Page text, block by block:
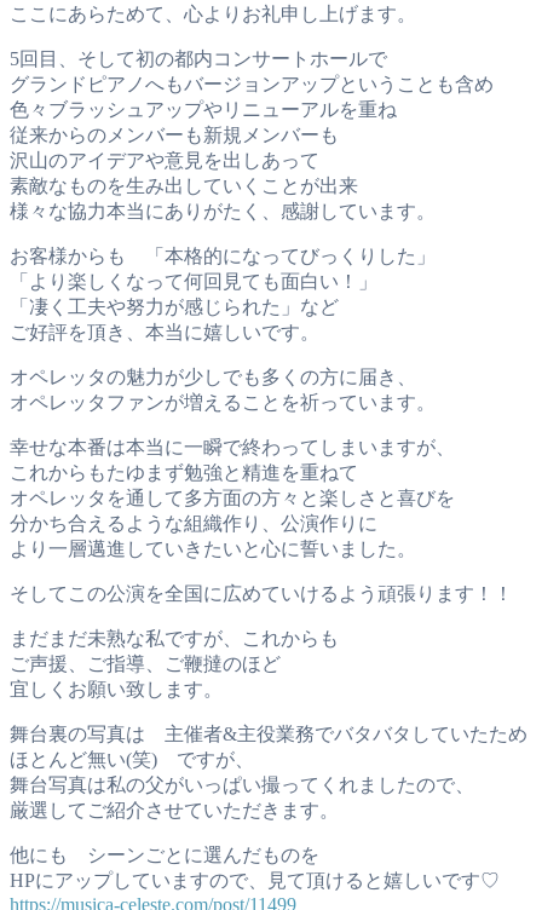
ここにあらためて、心よりお礼申し上げます。
5回目、そして初の都内コンサートホールで
グランドピアノへもバージョンアップということも含め
色々ブラッシュアップやリニューアルを重ね
従来からのメンバーも新規メンバーも
沢山のアイデアや意見を出しあって
素敵なものを生み出していくことが出来
様々な協力本当にありがたく、感謝しています。
お客様からも 「本格的になってびっくりした」
「より楽しくなって何回見ても面白い！」
「凄く工夫や努力が感じられた」など
ご好評を頂き、本当に嬉しいです。
オペレッタの魅力が少しでも多くの方に届き、
オペレッタファンが増えることを祈っています。
幸せな本番は本当に一瞬で終わってしまいますが、
これからもたゆまず勉強と精進を重ねて
オペレッタを通して多方面の方々と楽しさと喜びを
分かち合えるような組織作り、公演作りに
より一層邁進していきたいと心に誓いました。
そしてこの公演を全国に広めていけるよう頑張ります！！
まだまだ未熟な私ですが、これからも
ご声援、ご指導、ご鞭撻のほど
宜しくお願い致します。
舞台裏の写真は 主催者&主役業務でバタバタしていたため
ほとんど無い(笑) ですが、
舞台写真は私の父がいっぱい撮ってくれましたので、
厳選してご紹介させていただきます。
他にも シーンごとに選んだものを
HPにアップしていますので、見て頂けると嬉しいです♡
https://musica-celeste.com/post/11499